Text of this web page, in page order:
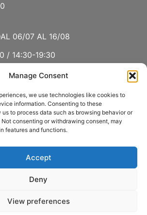
Manage Consent
we use technologies like cookies to
information. Consenting to these
to process data such as browsing behavior or
Not consenting or withdrawing consent, may
features and functions.
Accept
Deny
View preferences
06/07 AL 16/08
/ 14:30-19:30
/ 14:30-19:30
E AGOSTO
/ 15:00-19:00